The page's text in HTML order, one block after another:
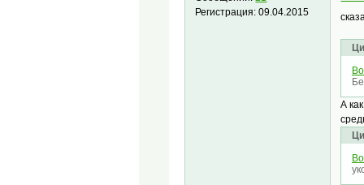
Регистрация:09.04.2015
А